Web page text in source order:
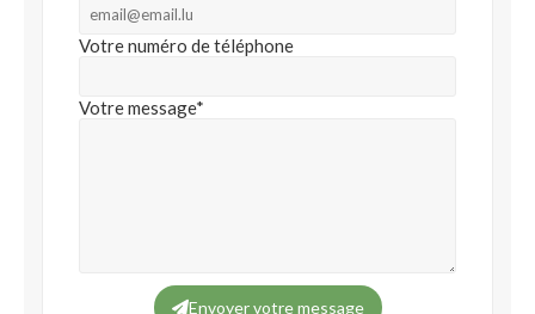
Votre numéro de téléphone
Votre message*
Envoyer votre message